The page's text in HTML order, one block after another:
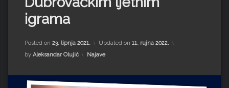
Impressum
Milenko Strižak
Drugi autori
Drugi autori
Matea Andrić
Ljiljana Lekanić-Kljaić
igrama
Posted on 23. lipnja 2021. Updated on 11. rujna 2022.
by Aleksandar Olujić Kategorije:
Najave